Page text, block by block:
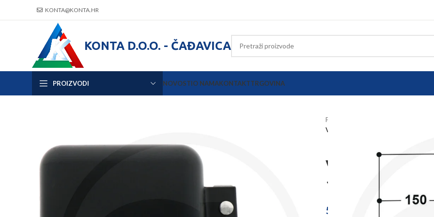
KONTA@KONTA.HR
KONTA D.O.O. - ČAĐAVICA
PROIZVODI NOVOSTIO NAMAKONTAKTTRGOVINA
Početna
Ventil s plovkom Suevia model 820
Ventil s
1/2″
52,90